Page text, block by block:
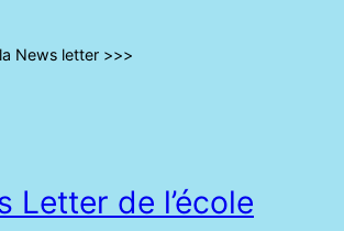
News letter >>>
Letter de l’école